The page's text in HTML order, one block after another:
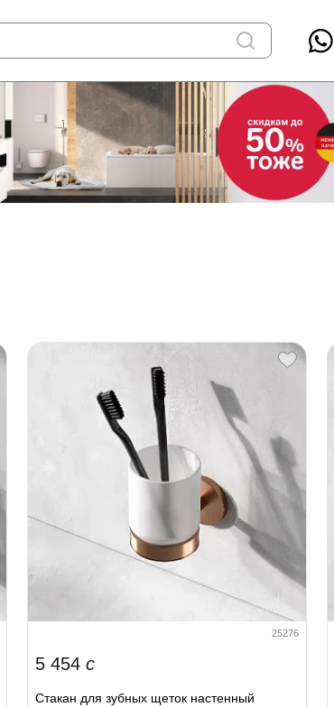
25276
5 454 c
Стакан для зубных щеток настенный